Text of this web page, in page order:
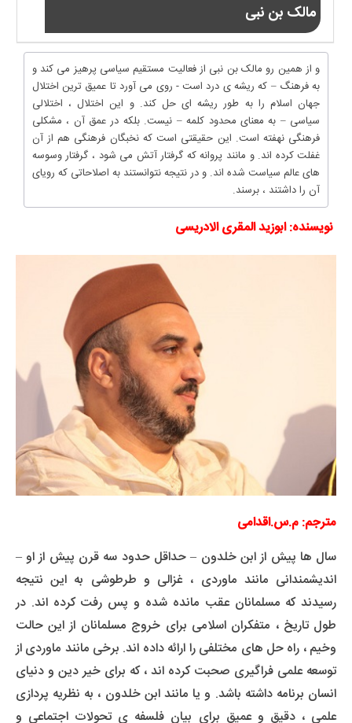
مالک بن نبی
و از همین رو مالک بن نبی از فعالیت مستقیم سیاسی پرهیز می کند و
به فرهنگ – که ریشه ی درد است - روی می آورد تا عمیق ترین اختلال
جهان اسلام را به طور ریشه ای حل کند. و این اختلال ، اختلالی
سیاسی – به معنای محدود کلمه – نیست. بلکه در عمق آن ، مشکلی
فرهنگی نهفته است. این حقیقتی است که نخبگان فرهنگی هم از آن
غفلت کرده اند. و مانند پروانه که گرفتار آتش می شود ، گرفتار وسوسه
های عالم سیاست شده اند. و در نتیجه نتوانستند به اصلاحاتی که رویای
آن را داشتند ، برسند.
نویسنده: ابوزید المقری الادریسی
مترجم: م.س.اقدامی
سال ها پیش از ابن خلدون – حداقل حدود سه قرن پیش از او –
اندیشمندانی مانند ماوردی ، غزالی و طرطوشی به این نتیجه
رسیدند که مسلمانان عقب مانده شده و پس رفت کرده اند. در
طول تاریخ ، متفکران اسلامی برای خروج مسلمانان از این حالت
وخیم ، راه حل های مختلفی را ارائه داده اند. برخی مانند ماوردی از
توسعه علمی فراگیری صحبت کرده اند ، که برای خیر دین و دنیای
انسان برنامه داشته باشد. و یا مانند ابن خلدون ، به نظریه پردازی
علمی ، دقیق و عمیق برای بیان فلسفه ی تحولات اجتماعی و